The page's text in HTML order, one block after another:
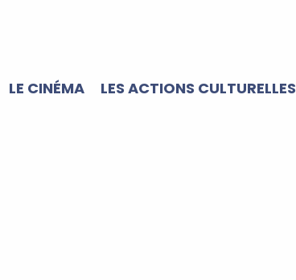
LE CINÉMA LES ACTIONS CULTURELLES